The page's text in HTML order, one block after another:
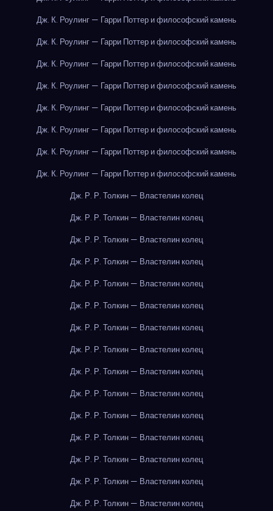
Дж. К. Роулинг — Гарри Поттер и философский камень
Дж. К. Роулинг — Гарри Поттер и философский камень
Дж. К. Роулинг — Гарри Поттер и философский камень
Дж. К. Роулинг — Гарри Поттер и философский камень
Дж. К. Роулинг — Гарри Поттер и философский камень
Дж. К. Роулинг — Гарри Поттер и философский камень
Дж. К. Роулинг — Гарри Поттер и философский камень
Дж. К. Роулинг — Гарри Поттер и философский камень
Дж. Р. Р. Толкин — Властелин колец
Дж. Р. Р. Толкин — Властелин колец
Дж. Р. Р. Толкин — Властелин колец
Дж. Р. Р. Толкин — Властелин колец
Дж. Р. Р. Толкин — Властелин колец
Дж. Р. Р. Толкин — Властелин колец
Дж. Р. Р. Толкин — Властелин колец
Дж. Р. Р. Толкин — Властелин колец
Дж. Р. Р. Толкин — Властелин колец
Дж. Р. Р. Толкин — Властелин колец
Дж. Р. Р. Толкин — Властелин колец
Дж. Р. Р. Толкин — Властелин колец
Дж. Р. Р. Толкин — Властелин колец
Дж. Р. Р. Толкин — Властелин колец
Дж. Р. Р. Толкин — Властелин колец